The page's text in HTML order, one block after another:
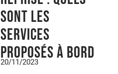
sont les
services
proposés à bord
20/11/2023